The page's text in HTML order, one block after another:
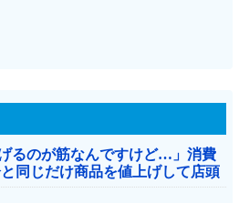
るのが筋なんですけど…」消費
同じだけ商品を値上げして店頭